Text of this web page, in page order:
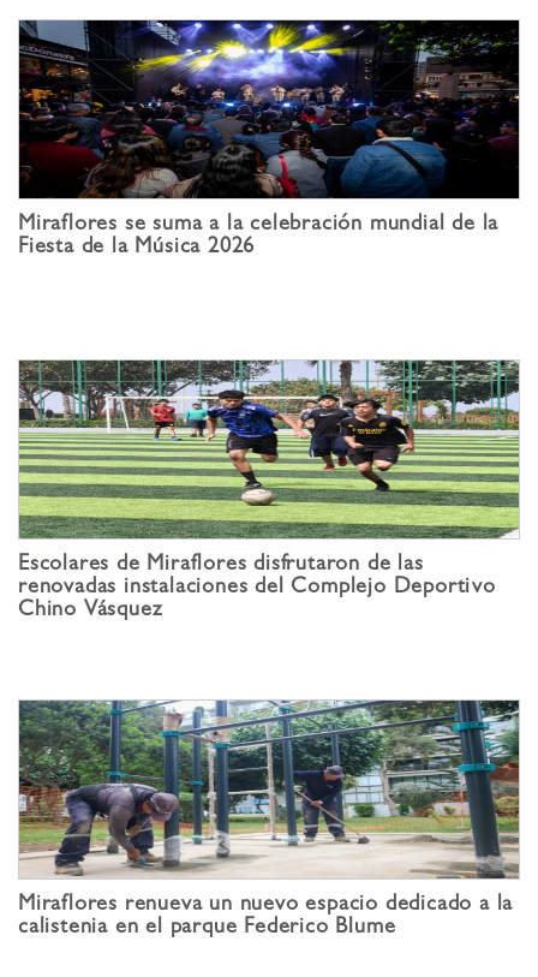
Miraflores se suma a la celebración mundial de la
Fiesta de la Música 2026
Escolares de Miraflores disfrutaron de las
renovadas instalaciones del Complejo Deportivo
Chino Vásquez
Miraflores renueva un nuevo espacio dedicado a la
calistenia en el parque Federico Blume